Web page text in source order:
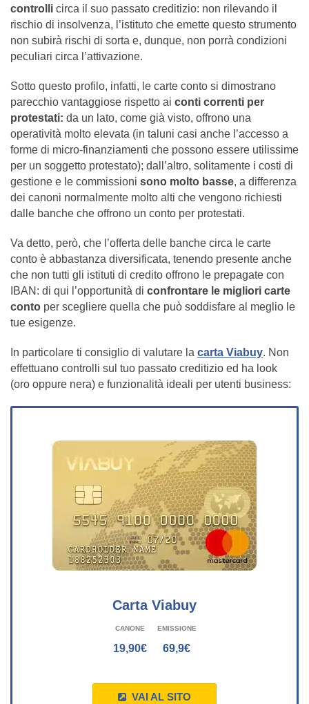
controlli circa il suo passato creditizio: non rilevando il
rischio di insolvenza, l’istituto che emette questo strumento
non subirà rischi di sorta e, dunque, non porrà condizioni
peculiari circa l’attivazione.
Sotto questo profilo, infatti, le carte conto si dimostrano
parecchio vantaggiose rispetto ai conti correnti per
protestati: da un lato, come già visto, offrono una
operatività molto elevata (in taluni casi anche l’accesso a
forme di micro-finanziamenti che possono essere utilissime
per un soggetto protestato); dall’altro, solitamente i costi di
gestione e le commissioni sono molto basse, a differenza
dei canoni normalmente molto alti che vengono richiesti
dalle banche che offrono un conto per protestati.
Va detto, però, che l’offerta delle banche circa le carte
conto è abbastanza diversificata, tenendo presente anche
che non tutti gli istituti di credito offrono le prepagate con
IBAN: di qui l’opportunità di confrontare le migliori carte
conto per scegliere quella che può soddisfare al meglio le
tue esigenze.
In particolare ti consiglio di valutare la carta Viabuy. Non
effettuano controlli sul tuo passato creditizio ed ha look
(oro oppure nera) e funzionalità ideali per utenti business:
Carta Viabuy
CANONE
19,90€
EMISSIONE
69,9€
VAI AL SITO